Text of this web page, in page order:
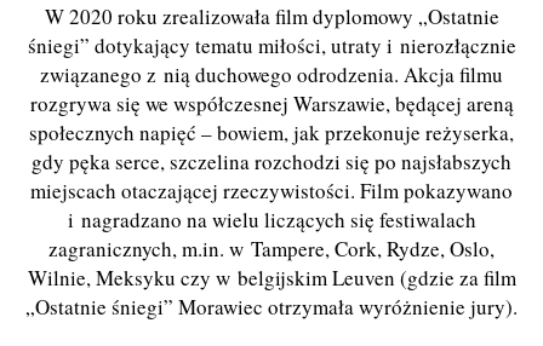
W 2020 roku zrealizowała film dyplomowy „Ostatnie
śniegi” dotykający tematu miłości, utraty i nierozłącznie
związanego z nią duchowego odrodzenia. Akcja filmu
rozgrywa się we współczesnej Warszawie, będącej areną
społecznych napięć – bowiem, jak przekonuje reżyserka,
gdy pęka serce, szczelina rozchodzi się po najsłabszych
miejscach otaczającej rzeczywistości. Film pokazywano
i nagradzano na wielu liczących się festiwalach
zagranicznych, m.in. w Tampere, Cork, Rydze, Oslo,
Wilnie, Meksyku czy w belgijskim Leuven (gdzie za film
„Ostatnie śniegi” Morawiec otrzymała wyróżnienie jury).